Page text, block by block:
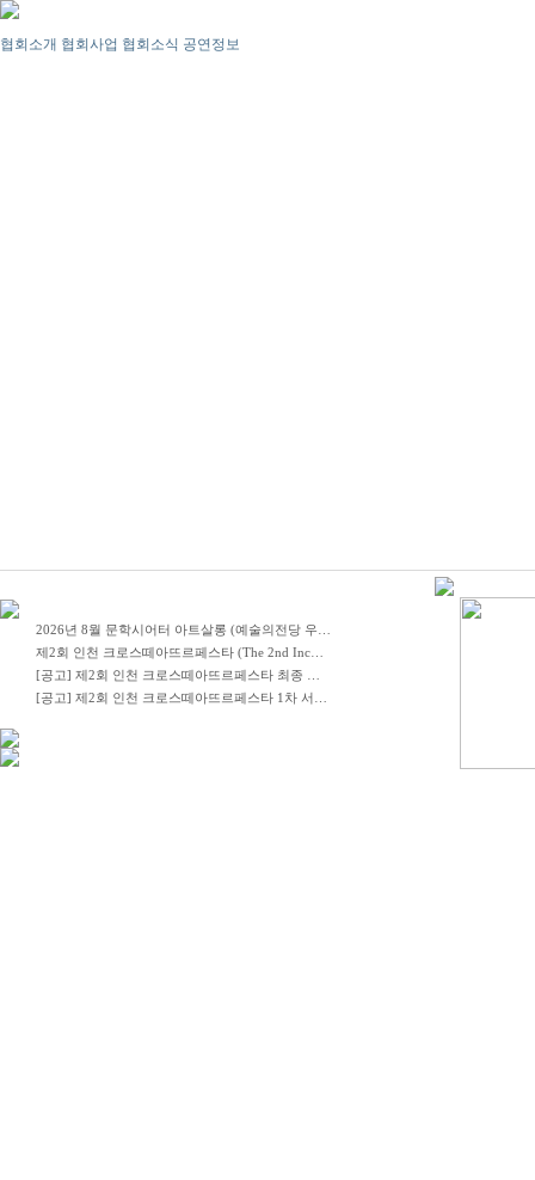
협회소개 협회사업 협회소식 공연정보
2026년 8월 문학시어터 아트살롱 (예술의전당 우…
제2회 인천 크로스떼아뜨르페스타 (The 2nd Inc…
[공고] 제2회 인천 크로스떼아뜨르페스타 최종 …
[공고] 제2회 인천 크로스떼아뜨르페스타 1차 서…